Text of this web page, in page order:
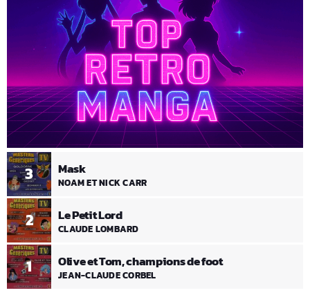
1 Olive et Tom, champions de foot
JEAN-CLAUDE CORBEL
2 Le Petit Lord
CLAUDE LOMBARD
3 Mask
NOAM ET NICK CARR